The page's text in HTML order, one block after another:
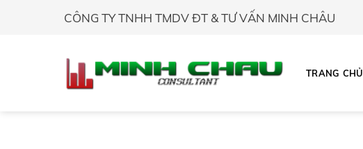
CÔNG TY TNHH TMDV ĐT & TƯ VẤN MINH CHÂU
TRANG CHỦ